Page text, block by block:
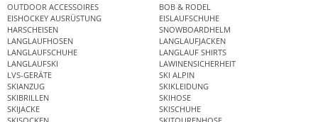
OUTDOOR ACCESSOIRES
BOB & RODEL
EISHOCKEY AUSRÜSTUNG
EISLAUFSCHUHE
HARSCHEISEN
SNOWBOARDHELM
LANGLAUFHOSEN
LANGLAUFJACKEN
LANGLAUFSCHUHE
LANGLAUF SHIRTS
LANGLAUFSKI
LAWINENSICHERHEIT
LVS-GERÄTE
SKI ALPIN
SKIANZUG
SKIKLEIDUNG
SKIBRILLEN
SKIHOSE
SKIJACKE
SKISCHUHE